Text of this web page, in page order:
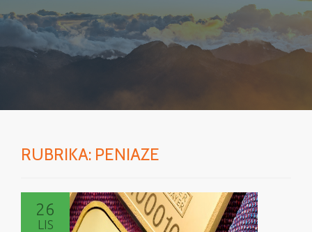
RUBRIKA: PENIAZE
26
LIS